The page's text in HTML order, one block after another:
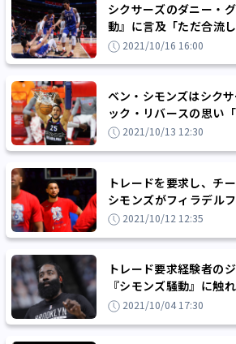
シクサーズのダニー・
動』に言及「ただ合流
ばいい」
2021/10/16 16:00
ベン・シモンズはシク
ック・リバースの思い
には困難を乗り越えるも
2021/10/13 12:30
トレードを要求し、チ
シモンズがフィラデル
ク・リバース「戻って来
2021/10/12 12:35
トレード要求経験者の
『シモンズ騒動』に触
関係者も笑顔でいられる
2021/10/04 17:30